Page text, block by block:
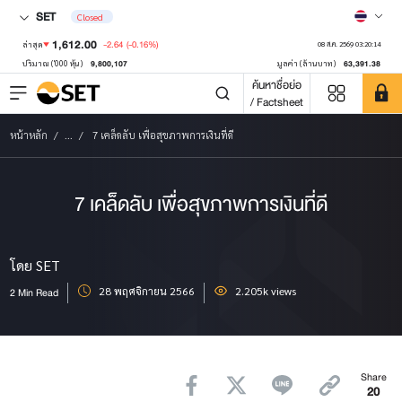
SET Closed
ล่าสุด 1,612.00 -2.64 (-0.16%) 08 ส.ค. 2569 03:20:14
ปริมาณ ('000 หุ้น) 9,800,107 มูลค่า (ล้านบาท) 63,391.38
ค้นหาชื่อย่อ
/ Factsheet
หน้าหลัก ... 7 เคล็ดลับ เพื่อสุขภาพการเงินที่ดี
7 เคล็ดลับ เพื่อสุขภาพการเงินที่ดี
โดย SET
2 Min Read 28 พฤศจิกายน 2566 2.205k views
Share
20